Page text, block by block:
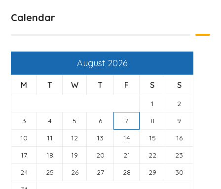
Calendar
August 2026
M T W T F S S
1
2
3
4 5 6 7 8
9
10
11 12 13 14 15
16
17
18 19 20 21 22
23
24
25 26 27 28 29
30